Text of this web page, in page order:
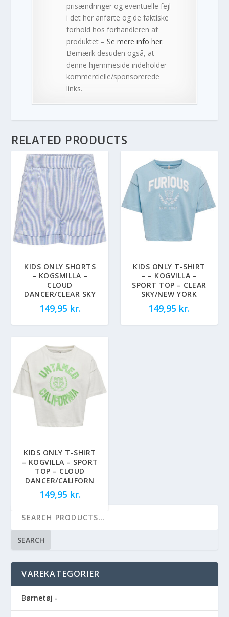
prisændringer og eventuelle fejl
i det her anførte og de faktiske
forhold hos forhandleren af
produktet –Se mere info her.
Bemærk desuden også, at
denne hjemmeside indeholder
kommercielle/sponsorerede
links.
RELATED PRODUCTS
KIDS ONLY SHORTS
– KOGSMILLA –
CLOUD
DANCER/CLEAR SKY
149,95 kr.
KIDS ONLY T-SHIRT
– – KOGVILLA –
SPORT TOP – CLEAR
SKY/NEW YORK
149,95 kr.
KIDS ONLY T-SHIRT
– KOGVILLA – SPORT
TOP – CLOUD
DANCER/CALIFORN
149,95 kr.
SEARCH
VAREKATEGORIER
Børnetøj -